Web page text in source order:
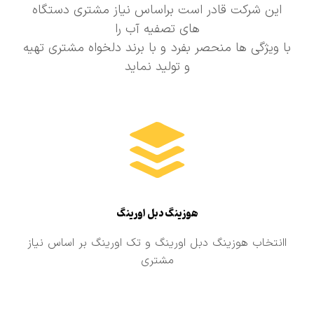
این شرکت قادر است براساس نیاز مشتری دستگاه
های تصفیه آب را
با ویژگی ها منحصر بفرد و با برند دلخواه مشتری تهیه
و تولید نماید
هوزینگ دبل اورینگ
اانتخاب هوزینگ دبل اورینگ و تک اورینگ بر اساس نیاز
مشتری